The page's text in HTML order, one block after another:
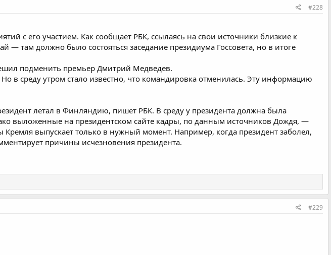
#228
с его участием. Как сообщает РБК, ссылаясь на свои источники близкие к
— там должно было состояться заседание президиума Госсовета, но в итоге
подменить премьер Дмитрий Медведев.
в среду утром стало известно, что командировка отменилась. Эту информацию
летал в Финляндию, пишет РБК. В среду у президента должна была
выложенные на президентском сайте кадры, по данным источников Дождя, —
выпускает только в нужный момент. Например, когда президент заболел,
причины исчезновения президента.
#229